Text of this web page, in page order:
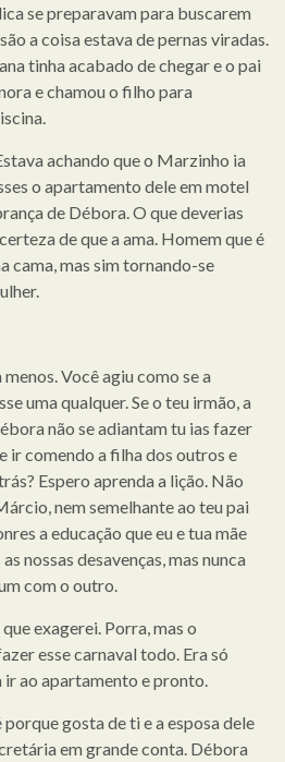
se preparavam para buscarem
a coisa estava de pernas viradas.
tinha acabado de chegar e o pai
e chamou o filho para
achando que o Marzinho ia
o apartamento dele em motel
de Débora. O que deverias
de que a ama. Homem que é
cama, mas sim tornando-se
Você agiu como se a
uma qualquer. Se o teu irmão, a
não se adiantam tu ias fazer
ir comendo a filha dos outros e
Espero aprenda a lição. Não
nem semelhante ao teu pai
a educação que eu e tua mãe
nossas desavenças, mas nunca
com o outro.
exagerei. Porra, mas o
esse carnaval todo. Era só
ao apartamento e pronto.
porque gosta de ti e a esposa dele
em grande conta. Débora